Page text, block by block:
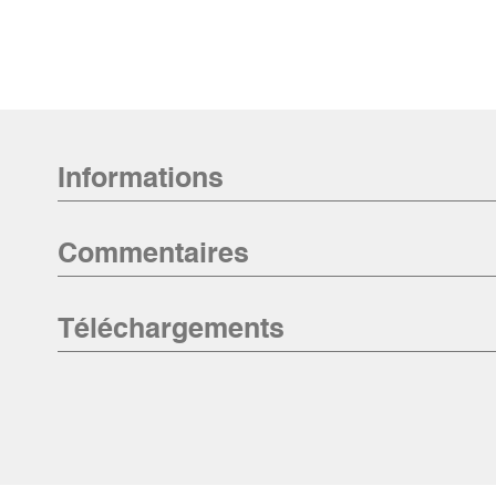
Informations
Commentaires
Téléchargements